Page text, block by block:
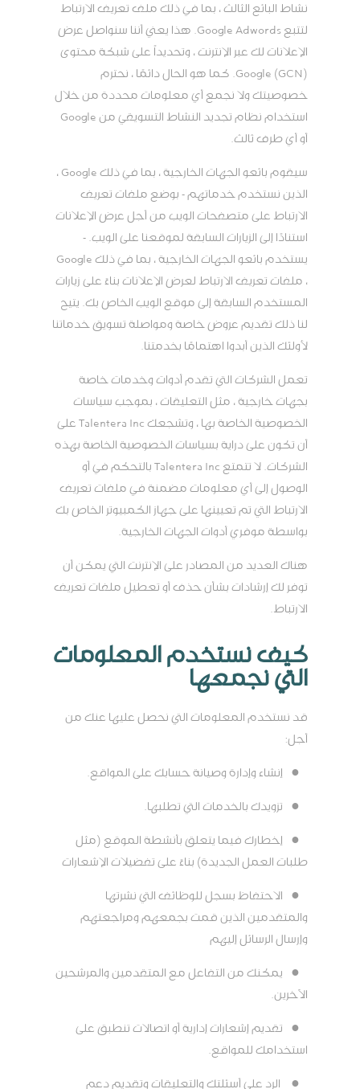
نشاط البائع الثالث ، بما في ذلك ملف تعريف الارتباط
لتتبع Google Adwords. هذا يعني أننا سنواصل عرض
الإعلانات لك عبر الإنترنت ، وتحديداً على شبكة محتوى
Google (GCN). كما هو الحال دائمًا ، نحترم
خصوصيتك ولا نجمع أي معلومات محددة من خلال
استخدام نظام تجديد النشاط التسويقي من Google
أو أي طرف ثالث.
سيقوم بائعو الجهات الخارجية ، بما في ذلك Google ،
الذين نستخدم خدماتهم - بوضع ملفات تعريف
الارتباط على متصفحات الويب من أجل عرض الإعلانات
استنادًا إلى الزيارات السابقة لموقعنا على الويب. -
يستخدم بائعو الجهات الخارجية ، بما في ذلك Google
، ملفات تعريف الارتباط لعرض الإعلانات بناءً على زيارات
المستخدم السابقة إلى موقع الويب الخاص بك. يتيح
لنا ذلك تقديم عروض خاصة ومواصلة تسويق خدماتنا
لأولئك الذين أبدوا اهتمامًا بخدمتنا.
تعمل الشركات التي تقدم أدوات وخدمات خاصة
بجهات خارجية ، مثل التعليقات ، بموجب سياسات
الخصوصية الخاصة بها ، وتشجعك Talentera Inc على
أن تكون على دراية بسياسات الخصوصية الخاصة بهذه
الشركات. لا تتمتع Talentera Inc بالتحكم في أو
الوصول إلى أي معلومات مضمنة في ملفات تعريف
الارتباط التي تم تعيينها على جهاز الكمبيوتر الخاص بك
بواسطة موفري أدوات الجهات الخارجية.
هناك العديد من المصادر على الإنترنت التي يمكن أن
توفر لك إرشادات بشأن حذف أو تعطيل ملفات تعريف
الارتباط.
كيف نستخدم المعلومات
التي نجمعها
قد نستخدم المعلومات التي نحصل عليها عنك من
أجل:
● إنشاء وإدارة وصيانة حسابك على المواقع.
● تزويدك بالخدمات التي تطلبها.
●
إخطارك فيما يتعلق بأنشطة الموقع (مثل
طلبات العمل الجديدة) بناءً على تفضيلات الإشعارات
●
الاحتفاظ بسجل للوظائف التي نشرتها
والمتقدمين الذين قمت بجمعهم ومراجعتهم
وإرسال الرسائل إليهم
●
يمكنك من التفاعل مع المتقدمين والمرشحين
الآخرين.
●
تقديم إشعارات إدارية أو اتصالات تنطبق على
استخدامك للمواقع.
● الرد على أسئلتك والتعليقات وتقديم دعم